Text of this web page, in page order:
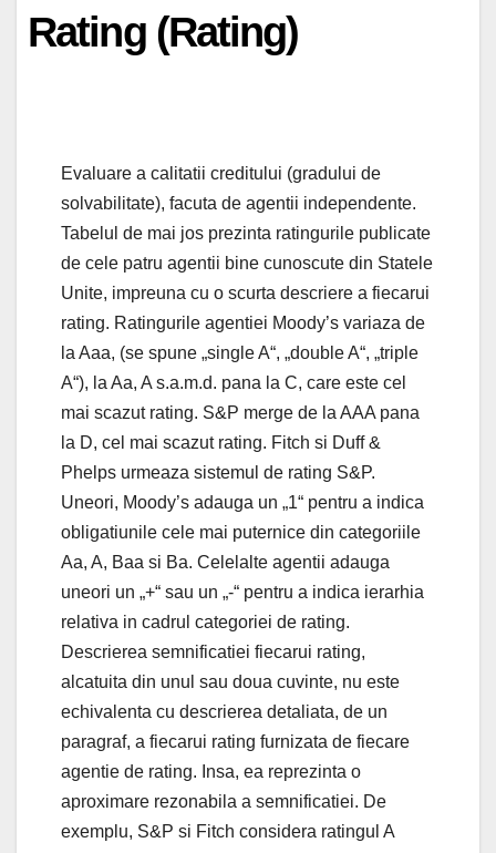
Rating (Rating)
Evaluare a calitatii creditului (gradului de
solvabilitate), facuta de agentii independente.
Tabelul de mai jos prezinta ratingurile publicate
de cele patru agentii bine cunoscute din Statele
Unite, impreuna cu o scurta descriere a fiecarui
rating. Ratingurile agentiei Moody’s variaza de
la Aaa, (se spune „single A“, „double A“, „triple
A“), la Aa, A s.a.m.d. pana la C, care este cel
mai scazut rating. S&P merge de la AAA pana
la D, cel mai scazut rating. Fitch si Duff &
Phelps urmeaza sistemul de rating S&P.
Uneori, Moody’s adauga un „1“ pentru a indica
obligatiunile cele mai puternice din categoriile
Aa, A, Baa si Ba. Celelalte agentii adauga
uneori un „+“ sau un „-“ pentru a indica ierarhia
relativa in cadrul categoriei de rating.
Descrierea semnificatiei fiecarui rating,
alcatuita din unul sau doua cuvinte, nu este
echivalenta cu descrierea detaliata, de un
paragraf, a fiecarui rating furnizata de fiecare
agentie de rating. Insa, ea reprezinta o
aproximare rezonabila a semnificatiei. De
exemplu, S&P si Fitch considera ratingul A